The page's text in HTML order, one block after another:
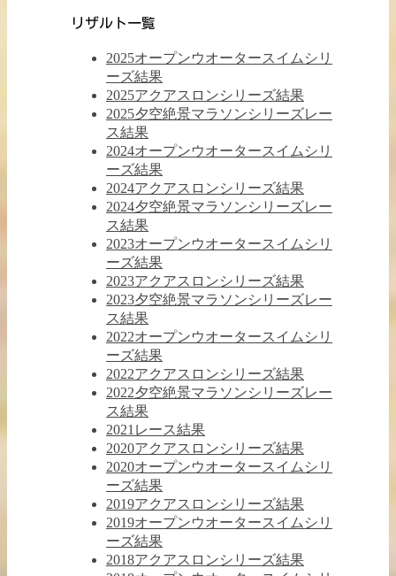
リザルト一覧
2025オープンウオータースイムシリ
ーズ結果
2025アクアスロンシリーズ結果
2025夕空絶景マラソンシリーズレー
ス結果
2024オープンウオータースイムシリ
ーズ結果
2024アクアスロンシリーズ結果
2024夕空絶景マラソンシリーズレー
ス結果
2023オープンウオータースイムシリ
ーズ結果
2023アクアスロンシリーズ結果
2023夕空絶景マラソンシリーズレー
ス結果
2022オープンウオータースイムシリ
ーズ結果
2022アクアスロンシリーズ結果
2022夕空絶景マラソンシリーズレー
ス結果
2021レース結果
2020アクアスロンシリーズ結果
2020オープンウオータースイムシリ
ーズ結果
2019アクアスロンシリーズ結果
2019オープンウオータースイムシリ
ーズ結果
2018アクアスロンシリーズ結果